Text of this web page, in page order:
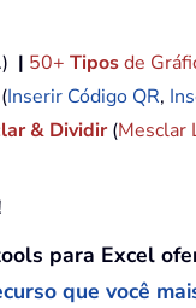
| 50+ Tiposde
(Inserir Código QR,
& Dividir (Mesclar
para Excel
que você